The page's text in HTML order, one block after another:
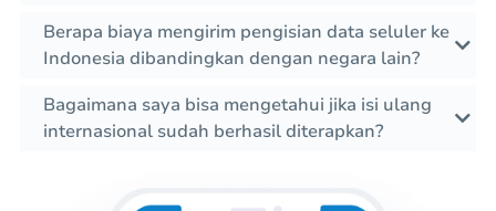
Berapa biaya mengirim pengisian data seluler ke
Indonesia dibandingkan dengan negara lain?
Bagaimana saya bisa mengetahui jika isi ulang
internasional sudah berhasil diterapkan?